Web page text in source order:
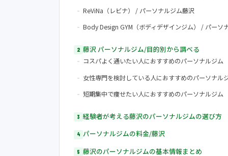
ReViNa（レビナ） / パーソナルジム藤沢
Body Design GYM（ボディデザインジム） / パーソ
藤沢 パーソナルジム/目的別から調べる
コスパよく通いたい人におすすめのパーソナルジム
女性専門を検討している人におすすめのパーソナル
短期集中で痩せたい人におすすめのパーソナルジム
経験者が考える藤沢のパーソナルジムの選び方
パーソナルジムの料金/藤沢
藤沢のパーソナルジムの基本情報まとめ